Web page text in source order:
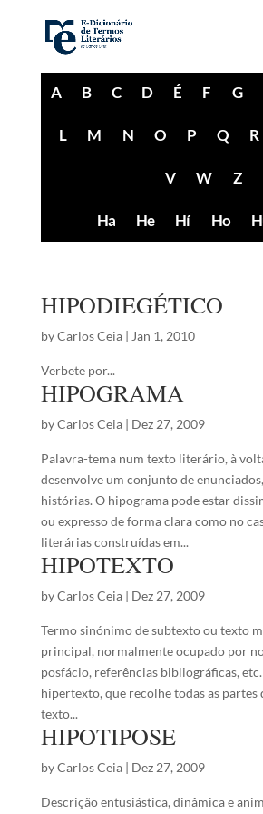
A B C D É F G
L M N O P Q R
V W Z
Ha He Hí Ho
HIPODIEGÉTICO
byCarlos Ceia| Jan 1, 2010
Verbete por...
HIPOGRAMA
byCarlos Ceia| Dez 27, 2009
Palavra-tema num texto literário, à
desenvolve um conjunto de
histórias. O hipograma pode estar
ou expresso de forma clara como no
literárias construídas em...
HIPOTEXTO
byCarlos Ceia| Dez 27, 2009
Termo sinónimo de subtexto ou texto
principal, normalmente ocupado por
posfácio, referências bibliográficas,
hipertexto, que recolhe todas as partes
texto...
HIPOTIPOSE
byCarlos Ceia| Dez 27, 2009
Descrição entusiástica, dinâmica e